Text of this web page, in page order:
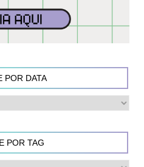
POR DATA
POR TAG